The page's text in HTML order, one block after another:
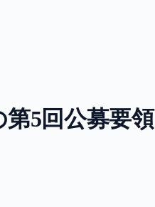
5回公募要領